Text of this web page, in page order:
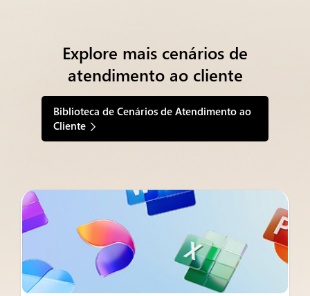
Explore mais cenários de
atendimento ao cliente
Biblioteca de Cenários de Atendimento ao
Cliente